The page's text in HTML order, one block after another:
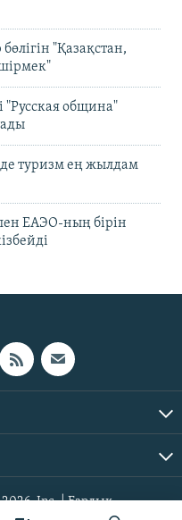
"Қазақстан,
"Русская община"
туризм ең жылдам
ЕАЭО-ның бірін
Inc. | Барлық